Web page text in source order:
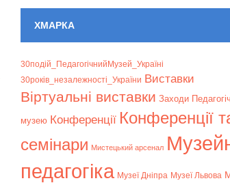
ХМАРКА
30подій_ПедагогічнийМузей_Україні
30років_незалежності_України Bиставки
Віртуальні виставки Заходи
музею Конференції Конференції
семінари Мистецький арсенал
педагогіка Музеї Дніпра Музеї Львова